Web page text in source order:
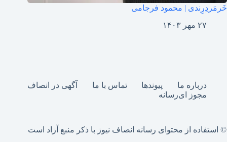
خَرمَردِرِندی | محمود فرجامی
۲۷ مهر ۱۴۰۳
درباره ما پیوندها تماس با ما
آگهی در انصاف
مجوز ای‌رسانه
© استفاده از محتوای رسانه انصاف نیوز با ذکر منبع آزاد است